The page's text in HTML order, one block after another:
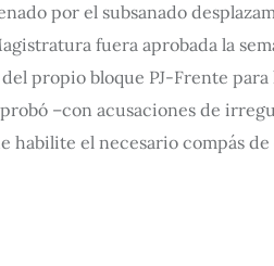
por el subsanado
fuera aprobada la
propio bloque PJ-Frente para
–con acusaciones de
el necesario compás